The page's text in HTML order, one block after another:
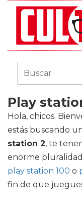
Play
Hola, chicos.
estás buscando
station 2, te
enorme
play station 100 o
fin de que